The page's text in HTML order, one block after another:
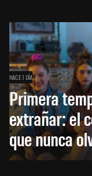
HACE 1 DÍA
Primera
extrañar: el
que nunca